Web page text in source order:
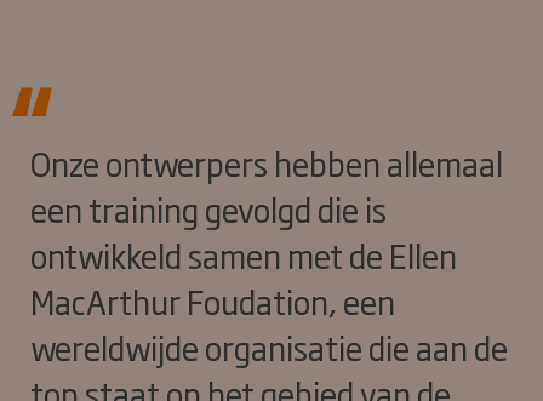
Onze ontwerpers hebben allemaal
een training gevolgd die is
ontwikkeld samen met de Ellen
MacArthur Foudation, een
wereldwijde organisatie die aan de